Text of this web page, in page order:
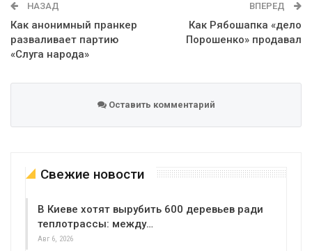
НАЗАД
Как анонимный пранкер
разваливает партию
«Слуга народа»
ВПЕРЕД
Как Рябошапка «дело
Порошенко» продавал
Оставить комментарий
Свежие новости
В Киеве хотят вырубить 600 деревьев ради
теплотрассы: между…
Авг 6, 2026